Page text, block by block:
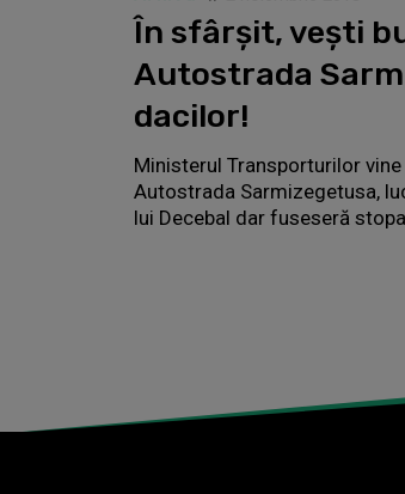
În sfârșit, vești
Autostrada
dacilor!
Ministerul Transporturilor
Autostrada Sarmizegetusa,
lui Decebal dar fuseseră